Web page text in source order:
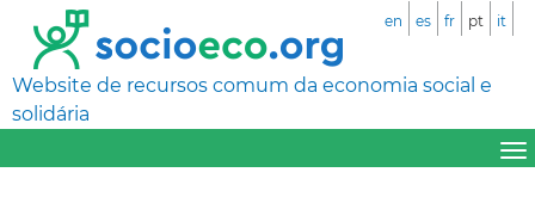
Website de recursos comum da economia social e
solidária
en es fr pt it